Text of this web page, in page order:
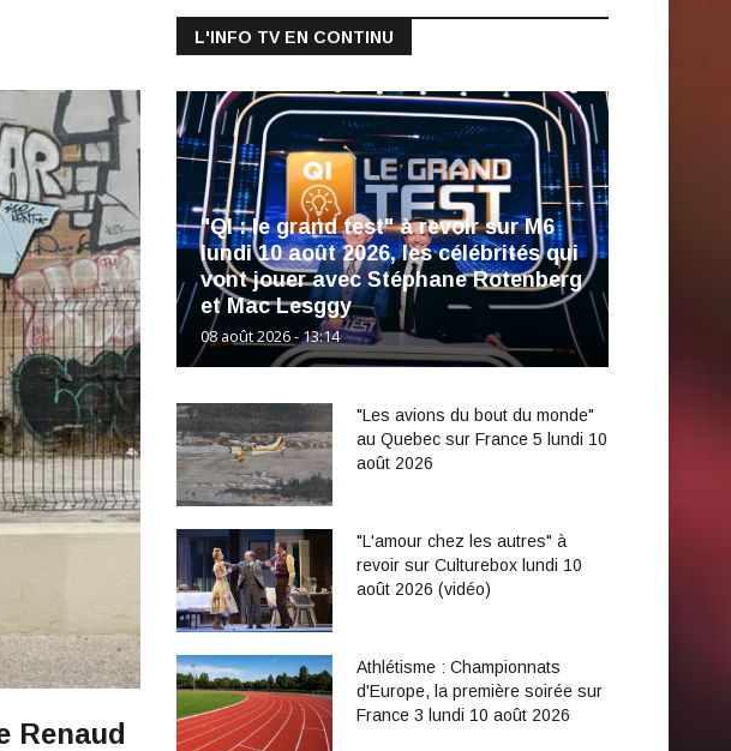
Renaud
L'INFO TV EN CONTINU
"QI : le grand test" à revoir sur M6
lundi 10 août 2026, les célébrités qui
vont jouer avec Stéphane Rotenberg
et Mac Lesggy
08 août 2026 - 13:14
"Les avions du bout du monde"
au Quebec sur France 5 lundi 10
août 2026
"L'amour chez les autres" à
revoir sur Culturebox lundi 10
août 2026 (vidéo)
Athlétisme : Championnats
d'Europe, la première soirée sur
France 3 lundi 10 août 2026